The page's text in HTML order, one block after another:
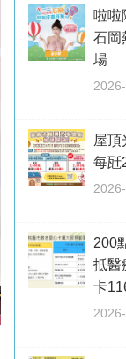
啦
石岡
場
屋
每瓩
200
抵
卡